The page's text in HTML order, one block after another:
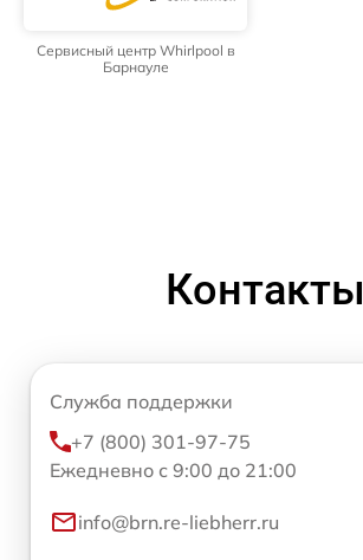
Сервисный центр Whirlpool в
Барнауле
Контакты
Служба поддержки
+7 (800) 301-97-75
Ежедневно с 9:00 до 21:00
info@brn.re-liebherr.ru